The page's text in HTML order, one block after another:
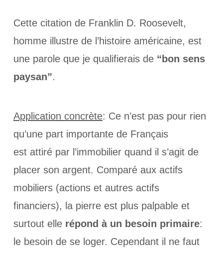
Cette citation de Franklin D. Roosevelt,
homme illustre de l’histoire américaine, est
une parole que je qualifierais de “bon sens
paysan”.
Application concrète: Ce n’est pas pour rien
qu’une part importante de Français
est attiré par l’immobilier quand il s’agit de
placer son argent. Comparé aux actifs
mobiliers (actions et autres actifs
financiers), la pierre est plus palpable et
surtout elle répond à un besoin primaire:
le besoin de se loger. Cependant il ne faut